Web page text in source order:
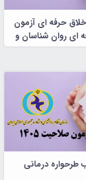
حرفه ای آزمون
ای روان شناسان و
طرحواره درمانی